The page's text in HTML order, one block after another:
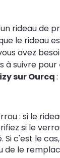
rideau de
le rideau
avez
à suivre pour
sur Ourcq:
: si le
si le
Si c'est le
de le